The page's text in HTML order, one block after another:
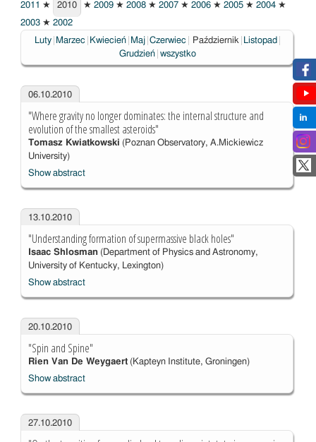
2011 ★
2010
2010 ★ 2009 ★ 2008 ★ 2007 ★ 2006 ★ 2005 ★ 2004 ★
2003 ★ 2002
Luty
Marzec Kwiecień Maj Czerwiec Wybrane
Październik
Listopad
Grudzień wszystko
06.10.2010
"Where gravity no longer dominates: the internal structure and
evolution of the smallest asteroids"
Tomasz Kwiatkowski (Poznan Observatory, A.Mickiewicz
University)
Show abstract
13.10.2010
"Understanding formation of supermassive black holes"
Isaac Shlosman(Department of Physics and Astronomy,
University of Kentucky, Lexington)
Show abstract
20.10.2010
"Spin and Spine"
Rien Van De Weygaert(Kapteyn Institute, Groningen)
Show abstract
27.10.2010